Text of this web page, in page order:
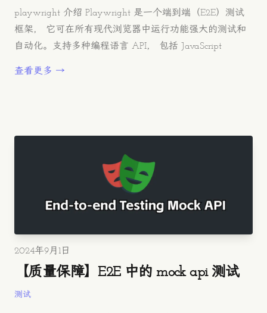
playwright 介绍 Playwright 是一个端到端（E2E）测试
框架， 它可在所有现代浏览器中运行功能强大的测试和
自动化。支持多种编程语言 API， 包括 JavaScript
查看更多 →
发布时间
2024年9月1日
【质量保障】E2E 中的 mock api 测试
测试